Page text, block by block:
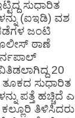
ಸುಧಾರಿತ
(ಐಇಡಿ) ವಶ
ಜಂಟಿ
ಠಾಣೆ
20
ತೂಕದ ಸುಧಾರಿತ
ಪತ್ತೆ ಹಚ್ಚಿದೆ
ಕಲ್ಲೂರಿ ತಿಳಿಸಿದರು